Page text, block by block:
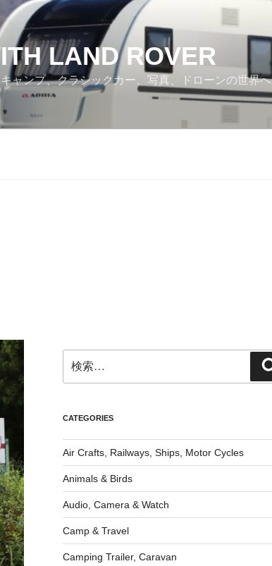
LAND ROVER
ャンプ、クラシックカー、写真、ドローンの世界へ
索:
CATEGORIES
Air Crafts, Railways, Ships, Motor Cycles
Animals & Birds
Audio, Camera & Watch
Camp & Travel
Camping Trailer, Caravan